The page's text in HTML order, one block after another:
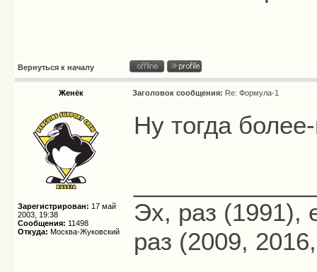
Вернуться к началу
Женёк Заголовок сообщения: Re: Формула-1
Зарегистрирован: 17 май
2003, 19:38
Сообщения: 11498
Откуда: Москва-Жуковский
Ну тогда
Эх, раз (1991),
раз (2009,